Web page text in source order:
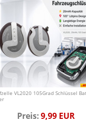
VL2020 105Grad Schlüssel
Preis:9,99 EUR